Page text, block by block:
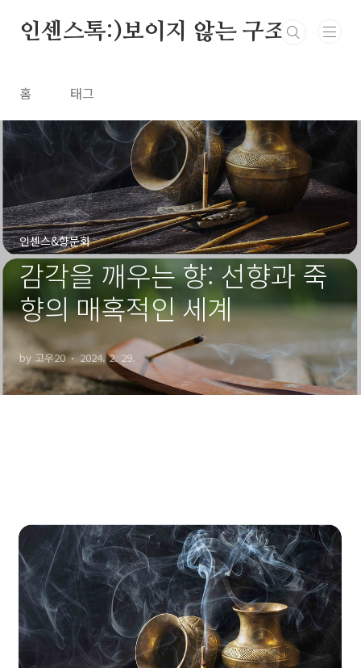
인센스톡:)보이지 않는 구조
홈 태그
인센스&향문화
감각을 깨우는 향: 선향과 죽
향의 매혹적인 세계
by 고우20 2024. 2. 29.